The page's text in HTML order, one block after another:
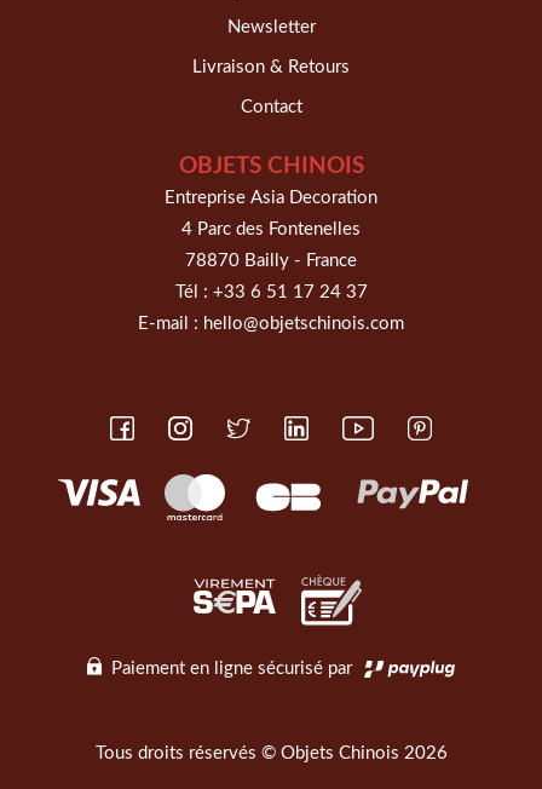
Newsletter
Livraison & Retours
Contact
OBJETS CHINOIS
Entreprise Asia Decoration
4 Parc des Fontenelles
78870 Bailly - France
Tél : +33 6 51 17 24 37
E-mail : hello@objetschinois.com
Paiement en ligne sécurisé par
Tous droits réservés © Objets Chinois 2026